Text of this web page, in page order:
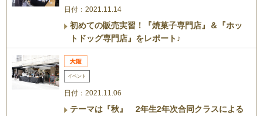
日付：2021.11.14
初めての販売実習！『焼菓子専門店』＆『ホッ
トドッグ専門店』をレポート♪
イベント
日付：2021.11.06
テーマは『秋』 2年生2年次合同クラスによる